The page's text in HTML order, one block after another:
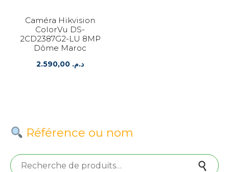
Caméra Hikvision
ColorVu DS-
2CD2387G2-LU 8MP
Dôme Maroc
د.م.
Référence ou nom
Recherche pour :